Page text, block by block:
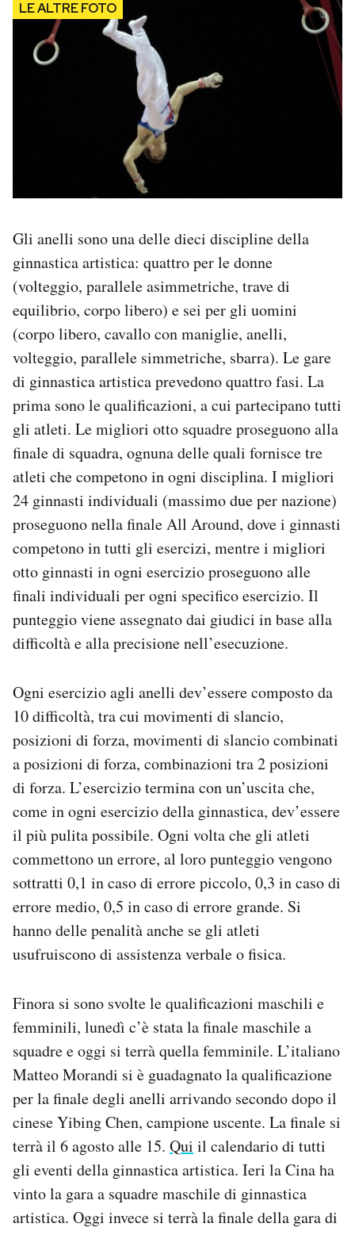
Gli anelli sono una delle dieci discipline della
ginnastica artistica: quattro per le donne
(volteggio, parallele asimmetriche, trave di
equilibrio, corpo libero) e sei per gli uomini
(corpo libero, cavallo con maniglie, anelli,
volteggio, parallele simmetriche, sbarra). Le gare
di ginnastica artistica prevedono quattro fasi. La
prima sono le qualificazioni, a cui partecipano tutti
gli atleti. Le migliori otto squadre proseguono alla
finale di squadra, ognuna delle quali fornisce tre
atleti che competono in ogni disciplina. I migliori
24 ginnasti individuali (massimo due per nazione)
proseguono nella finale All Around, dove i ginnasti
competono in tutti gli esercizi, mentre i migliori
otto ginnasti in ogni esercizio proseguono alle
finali individuali per ogni specifico esercizio. Il
punteggio viene assegnato dai giudici in base alla
difficoltà e alla precisione nell’esecuzione.
Ogni esercizio agli anelli dev’essere composto da
10 difficoltà, tra cui movimenti di slancio,
posizioni di forza, movimenti di slancio combinati
a posizioni di forza, combinazioni tra 2 posizioni
di forza. L’esercizio termina con un’uscita che,
come in ogni esercizio della ginnastica, dev’essere
il più pulita possibile. Ogni volta che gli atleti
commettono un errore, al loro punteggio vengono
sottratti 0,1 in caso di errore piccolo, 0,3 in caso di
errore medio, 0,5 in caso di errore grande. Si
hanno delle penalità anche se gli atleti
usufruiscono di assistenza verbale o fisica.
Finora si sono svolte le qualificazioni maschili e
femminili, lunedì c’è stata la finale maschile a
squadre e oggi si terrà quella femminile. L’italiano
Matteo Morandi si è guadagnato la qualificazione
per la finale degli anelli arrivando secondo dopo il
cinese Yibing Chen, campione uscente. La finale si
terrà il 6 agosto alle 15. Qui il calendario di tutti
gli eventi della ginnastica artistica. Ieri la Cina ha
vinto la gara a squadre maschile di ginnastica
artistica. Oggi invece si terrà la finale della gara di